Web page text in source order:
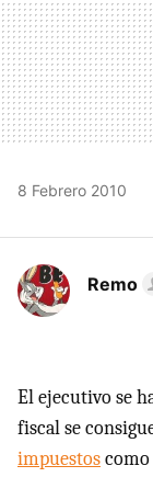
8 Febrero 2010
Remo
El ejecutivo se
fiscal se
impuestoscomo